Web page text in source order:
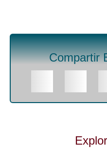
Compartir